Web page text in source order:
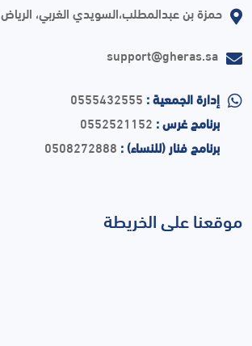
حمزة بن عبدالمطلب،السويدي الغربي، الرياض
support@gheras.sa
إدارة الجمعية : 0555432555
برنامج غرس : 0552521152
برنامج فنار (للنساء) : 0508272888
موقعنا على الخريطة